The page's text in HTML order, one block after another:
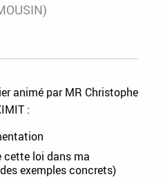
animé par MR Christophe
:
cette loi dans ma
exemples concrets)